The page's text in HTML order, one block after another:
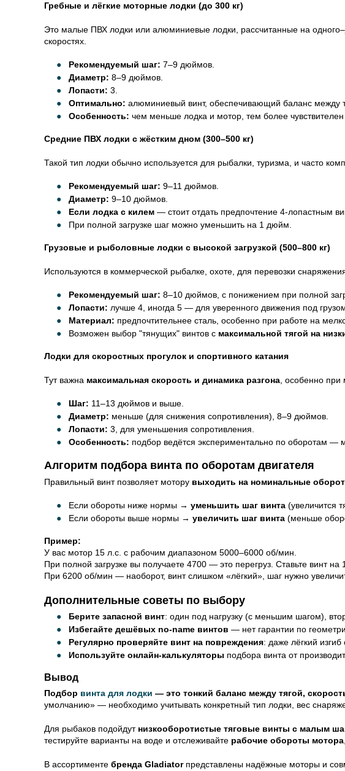
Гребные и лёгкие моторные лодки (до 300 кг)
Это малые ПВХ лодки или алюминиевые лодки, рассчитанные на
скоростях.
Рекомендуемый шаг: 7–9 дюймов.
Диаметр: 8–9 дюймов.
Лопасти: 3.
Оптимально: алюминиевый винт, обеспечивающий баланс между
Особенность: чем меньше лодка и мотор, тем более чувствителен
Средние ПВХ лодки с жёстким дном (300–500 кг)
Такой тип лодки обычно используется для рыбалки, туризма, и часто
Рекомендуемый шаг: 9–11 дюймов.
Диаметр: 9–10 дюймов.
Если лодка с килем — стоит отдать предпочтение 4-лопастным
При полной загрузке шаг можно уменьшить на 1 дюйм.
Грузовые и рыболовные лодки с высокой загрузкой (500–800 кг)
Используются в коммерческой рыбалке, охоте, для перевозки
Рекомендуемый шаг: 8–10 дюймов, с понижением при полной
Лопасти: лучше 4, иногда 5 — для уверенного движения под
Материал: предпочтительнее сталь, особенно при работе на
Возможен выбор "тянущих" винтов с максимальной тягой на
Лодки для скоростных прогулок и спортивного катания
Тут важна максимальная скорость и динамика разгона , особенно при
Шаг: 11–13 дюймов и выше.
Диаметр: меньше (для снижения сопротивления), 8–9 дюймов.
Лопасти: 3, для уменьшения сопротивления.
Особенность: подбор ведётся экспериментально по оборотам —
Алгоритм подбора винта по оборотам двигателя
Правильный винт позволяет мотору выходить на номинальные
Если обороты ниже нормы → уменьшить шаг винта (увеличится
Если обороты выше нормы → увеличить шаг винта (меньше
Пример:
У вас мотор 15 л.с. с рабочим диапазоном 5000–6000 об/мин.
При полной загрузке вы получаете 4700 — это перегруз. Ставьте винт
При 6200 об/мин — наоборот, винт слишком «лёгкий», шаг нужно
Дополнительные советы по выбору
Берите запасной винт: один под нагрузку (с меньшим шагом),
Избегайте дешёвых no-name винтов — нет гарантии по
Регулярно проверяйте винт на повреждения: даже лёгкий
Используйте онлайн-калькуляторы подбора винта от
Вывод
Подбор винта для лодки — это тонкий баланс между тягой,
умолчанию» — необходимо учитывать конкретный тип лодки, вес
Для рыбаков подойдут низкооборотистые тяговые винты с малым
тестируйте варианты на воде и отслеживайте рабочие обороты мотора
В ассортименте бренда Gladiatorпредставлены надёжные моторы и